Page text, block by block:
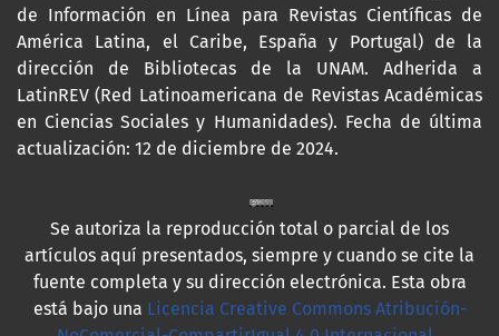
de Información en Línea para Revistas Científicas de
América Latina, el Caribe, España y Portugal) de la
dirección de Bibliotecas de la UNAM. Adherida a
LatinREV (Red Latinoamericana de Revistas Académicas
en Ciencias Sociales y Humanidades). Fecha de última
actualización: 12 de diciembre de 2024.
Se autoriza la reproducción total o parcial de los
artículos aquí presentados, siempre y cuando se cite la
fuente completa y su dirección electrónica. Esta obra
está bajo una Licencia Creative Commons Atribución-